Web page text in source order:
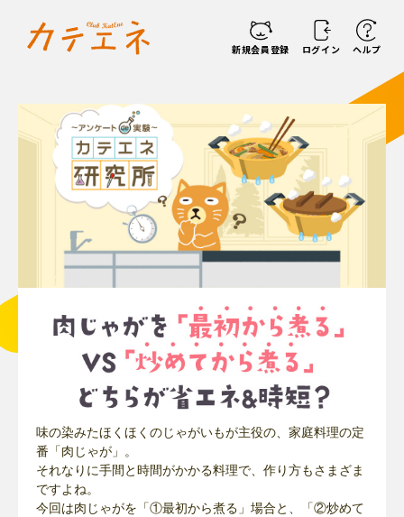
新規会員登録 ログイン ヘルプ
味の染みたほくほくのじゃがいもが主役の、家庭料理の定
番「肉じゃが」。
それなりに手間と時間がかかる料理で、作り方もさまざま
ですよね。
今回は肉じゃがを「①最初から煮る」場合と、「②炒めて